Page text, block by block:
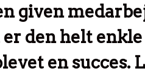
given
er den helt
en